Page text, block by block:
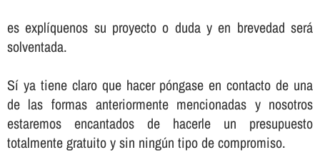
es explíquenos su proyecto o duda y en brevedad será
solventada.
Sí ya tiene claro que hacer póngase en contacto de una
de las formas anteriormente mencionadas y nosotros
estaremos encantados de hacerle un presupuesto
totalmente gratuito y sin ningún tipo de compromiso.